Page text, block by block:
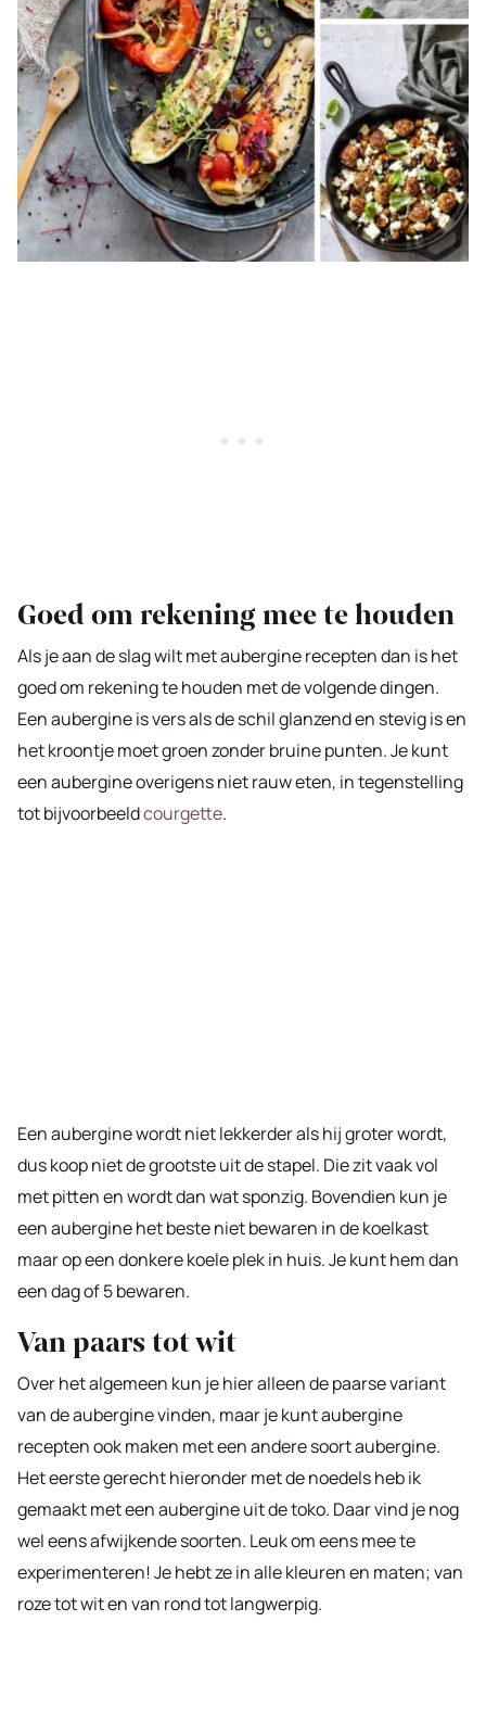
Goed om rekening mee te houden
Als je aan de slag wilt met aubergine recepten dan is het
goed om rekening te houden met de volgende dingen.
Een aubergine is vers als de schil glanzend en stevig is en
het kroontje moet groen zonder bruine punten. Je kunt
een aubergine overigens niet rauw eten, in tegenstelling
tot bijvoorbeeldcourgette.
Een aubergine wordt niet lekkerder als hij groter wordt,
dus koop niet de grootste uit de stapel. Die zit vaak vol
met pitten en wordt dan wat sponzig. Bovendien kun je
een aubergine het beste niet bewaren in de koelkast
maar op een donkere koele plek in huis. Je kunt hem dan
een dag of 5 bewaren.
Van paars tot wit
Over het algemeen kun je hier alleen de paarse variant
van de aubergine vinden, maar je kunt aubergine
recepten ook maken met een andere soort aubergine.
Het eerste gerecht hieronder met de noedels heb ik
gemaakt met een aubergine uit de toko. Daar vind je nog
wel eens afwijkende soorten. Leuk om eens mee te
experimenteren! Je hebt ze in alle kleuren en maten; van
roze tot wit en van rond tot langwerpig.